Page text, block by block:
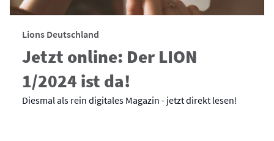
Lions Deutschland
Jetzt online: Der LION
1/2024 ist da!
Diesmal als rein digitales Magazin - jetzt direkt lesen!